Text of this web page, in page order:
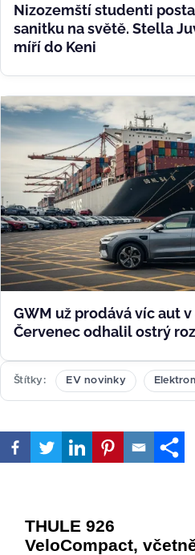
Nizozemští studenti
sanitku na světě. Stella
míří do Keni
GWM už prodává víc aut
Červenec odhalil ostrý
Štítky EV novinky